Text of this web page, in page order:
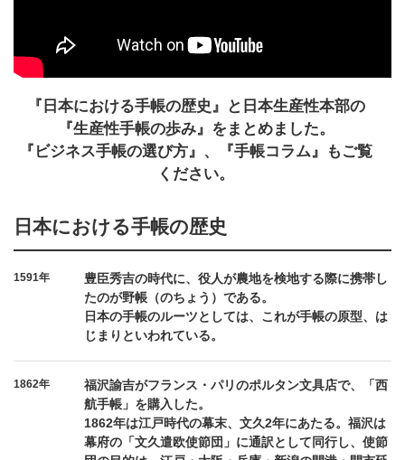
『日本における手帳の歴史』と日本生産性本部の
『生産性手帳の歩み』をまとめました。
『ビジネス手帳の選び方』、『手帳コラム』もご覧
ください。
日本における手帳の歴史
1591年
豊臣秀吉の時代に、役人が農地を検地する際に携帯し
たのが野帳（のちょう）である。
日本の手帳のルーツとしては、これが手帳の原型、は
じまりといわれている。
1862年
福沢諭吉がフランス・パリのポルタン文具店で、「西
航手帳」を購入した。
1862年は江戸時代の幕末、文久2年にあたる。福沢は
幕府の「文久遣欧使節団」に通訳として同行し、使節